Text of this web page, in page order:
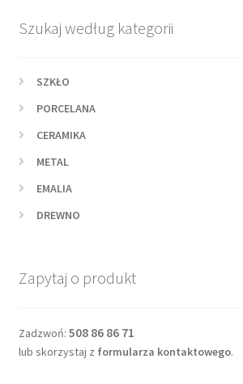
Szukaj według kategorii
SZKŁO
PORCELANA
CERAMIKA
METAL
EMALIA
DREWNO
Zapytaj o produkt
Zadzwoń: 508 86 86 71
lub skorzystaj z formularza kontaktowego.